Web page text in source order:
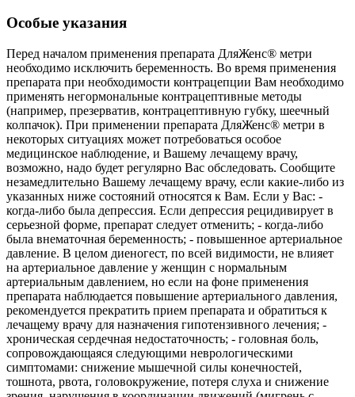
Особые указания
Перед началом применения препарата ДляЖенс® метри
необходимо исключить беременность. Во время применения
препарата при необходимости контрацепции Вам необходимо
применять негормональные контрацептивные методы
(например, презерватив, контрацептивную губку, шеечный
колпачок). При применении препарата ДляЖенс® метри в
некоторых ситуациях может потребоваться особое
медицинское наблюдение, и Вашему лечащему врачу,
возможно, надо будет регулярно Вас обследовать. Сообщите
незамедлительно Вашему лечащему врачу, если какие-либо из
указанных ниже состояний относятся к Вам. Если у Вас: -
когда-либо была депрессия. Если депрессия рецидивирует в
серьезной форме, препарат следует отменить; - когда-либо
была внематочная беременность; - повышенное артериальное
давление. В целом диеногест, по всей видимости, не влияет
на артериальное давление у женщин с нормальным
артериальным давлением, но если на фоне применения
препарата наблюдается повышение артериального давления,
рекомендуется прекратить прием препарата и обратиться к
лечащему врачу для назначения гипотензивного лечения; -
хроническая сердечная недостаточность; - головная боль,
сопровождающаяся следующими неврологическими
симптомами: снижение мышечной силы конечностей,
тошнота, рвота, головокружение, потеря слуха и снижение